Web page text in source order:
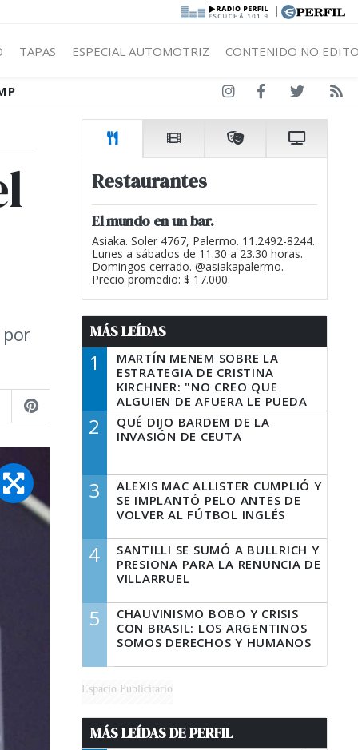
|
TAPAS ESPECIAL AUTOMOTRIZ CONTENIDO NO
por
Restaurantes
El mundo en un bar.
Asiaka. Soler 4767, Palermo. 11.2492-8244.
Lunes a sábados de 11.30 a 23.30 horas.
Domingos cerrado. @asiakapalermo.
Precio promedio: $ 17.000.
MÁS LEÍDAS
1
MARTÍN MENEM SOBRE LA
ESTRATEGIA DE CRISTINA
KIRCHNER: "NO CREO QUE
ALGUIEN DE AFUERA LE PUEDA
DECIR A LA JUSTICIA LO QUE
TIENE QUE HACER"
2
QUÉ DIJO BARDEM DE LA
INVASIÓN DE CEUTA
3
ALEXIS MAC ALLISTER CUMPLIÓ Y
SE IMPLANTÓ PELO ANTES DE
VOLVER AL FÚTBOL INGLÉS
4
SANTILLI SE SUMÓ A BULLRICH Y
PRESIONA PARA LA RENUNCIA DE
VILLARRUEL
5
CHAUVINISMO BOBO Y CRISIS
CON BRASIL: LOS ARGENTINOS
SOMOS DERECHOS Y HUMANOS
Espacio Publicitario
MÁS LEÍDAS DE PERFIL